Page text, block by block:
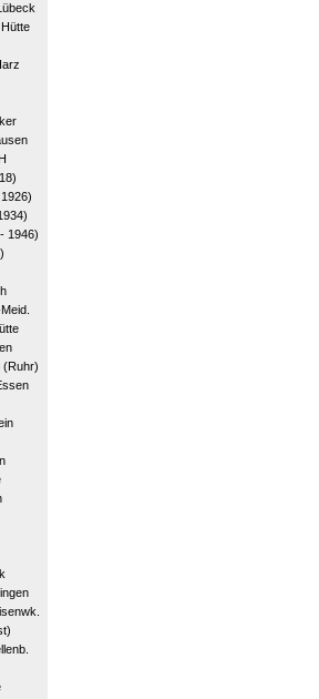
1946)
(Ruhr)